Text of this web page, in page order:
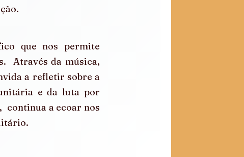
que nos permite
Através da música,
a refletir sobre a
e da luta por
continua a ecoar nos